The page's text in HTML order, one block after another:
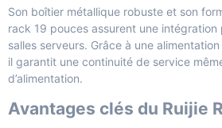
Son boîtier métallique robuste et son
rack 19 pouces assurent une intégration
salles serveurs. Grâce à une
il garantit une continuité de service
d’alimentation.
Avantages clés du Ruijie